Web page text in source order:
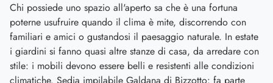
Chi possiede uno spazio all'aperto sa che è una fortuna
poterne usufruire quando il clima è mite, discorrendo con
familiari e amici o gustandosi il paesaggio naturale. In estate
i giardini si fanno quasi altre stanze di casa, da arredare con
stile: i mobili devono essere belli e resistenti alle condizioni